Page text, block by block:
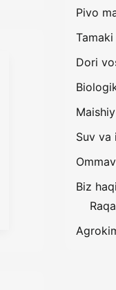
Pivo
Dori
Suv va
Biz